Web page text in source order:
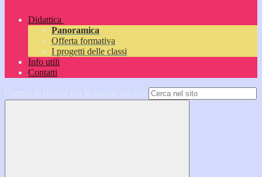
Didattica
Panoramica
Offerta formativa
I progetti delle classi
Info utili
Contatti